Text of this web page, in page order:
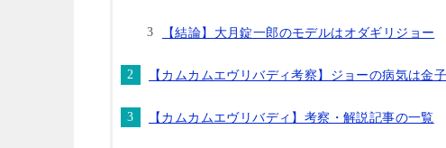
【結論】大月錠一郎のモデルはオダギリジョー
【カムカムエヴリバディ考察】ジョーの病気は金
【カムカムエヴリバディ】考察・解説記事の一覧